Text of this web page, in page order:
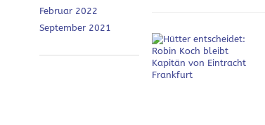
Februar 2022
September 2021